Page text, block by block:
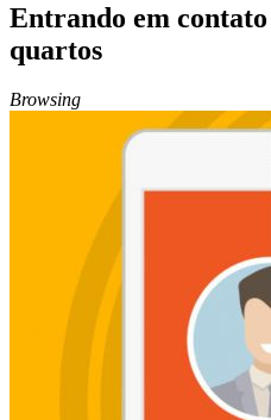
Entrando em
quartos
Browsing